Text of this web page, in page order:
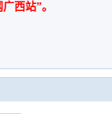
西站”。